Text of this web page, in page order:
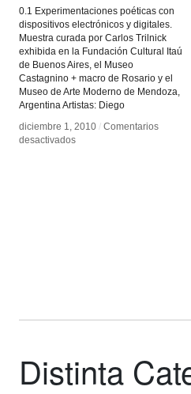
0.1 Experimentaciones poéticas con
dispositivos electrónicos y digitales.
Muestra curada por Carlos Trilnick
exhibida en la Fundación Cultural Itaú
de Buenos Aires, el Museo
Castagnino + macro de Rosario y el
Museo de Arte Moderno de Mendoza,
Argentina Artistas: Diego
diciembre 1, 2010 / Comentarios
desactivadosen
diciembre 1, 2010 / Comentarios
desactivadosen
Distinta